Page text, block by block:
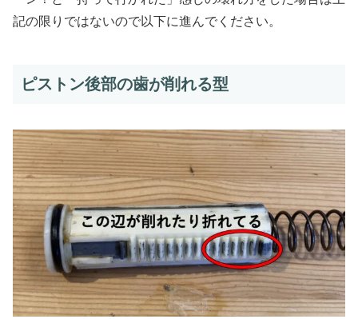
記の限りではないので以下に進んでください。
ピストン後部の歯が削れる型